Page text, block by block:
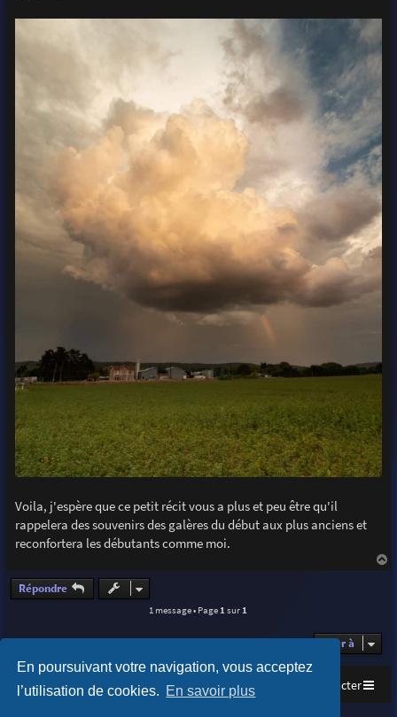
En poursuivant votre navigation, vous acceptez
l’utilisation de cookies. En savoir plus
Voila, j'espère que ce petit récit vous a plus et peu être qu'il
rappelera des souvenirs des galères du début aux plus anciens et
reconfortera les débutants comme moi.
a
Répondre
1 message • Page 1 sur 1
Aller à
Accueil Index du forum Nous contacter